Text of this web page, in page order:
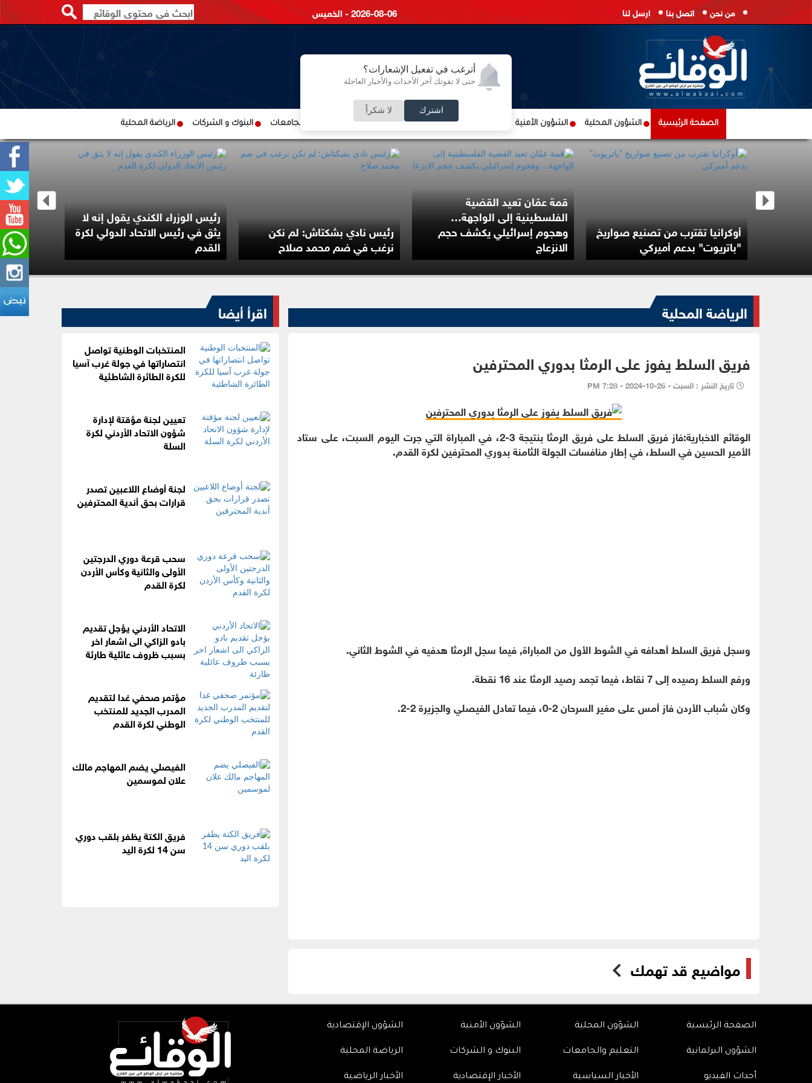
أترغب في تفعيل الإشعارات؟
حتى لا تفوتك آخر الأحداث والأخبار العاجلة
اشترك لا شكراً
من نحن اتصل بنا ارسل لنا 2026-08-06 - الخميس
الصفحة الرئيسية الشؤون المحلية الشؤون الأمنية الشؤون الإقتصادية الشؤون البرلمانية التعليم والجامعات البنوك و الشركات الرياضة المحلية
أوكرانيا تقترب من تصنيع صواريخ
"باتريوت" بدعم أميركي
قمة عمّان تعيد القضية
الفلسطينية إلى الواجهة…
وهجوم إسرائيلي يكشف حجم
الانزعاج
رئيس نادي بشكتاش: لم نكن
نرغب في ضم محمد صلاح
رئيس الوزراء الكندي يقول إنه لا
يثق في رئيس الاتحاد الدولي لكرة
القدم
مرشح من
الرياضة المحلية
فريق السلط يفوز على الرمثا بدوري المحترفين
تاريخ النشر : السبت - 26-10-2024 - 7:28 PM
الوقائع الاخبارية:فاز فريق السلط على فريق الرمثا بنتيجة 3-2، في المباراة التي جرت اليوم السبت، على ستاد
الأمير الحسين في السلط، في إطار منافسات الجولة الثامنة بدوري المحترفين لكرة القدم.
وسجل فريق السلط أهدافه في الشوط الأول من المباراة, فيما سجل الرمثا هدفيه في الشوط الثاني.
ورفع السلط رصيده إلى 7 نقاط، فيما تجمد رصيد الرمثا عند 16 نقطة.
وكان شباب الأردن فاز أمس على مغير السرحان 2-0، فيما تعادل الفيصلي والجزيرة 2-2.
مواضيع قد تهمك
اقرأ أيضا
المنتخبات الوطنية تواصل
انتصاراتها في جولة غرب آسيا
للكرة الطائرة الشاطئية
تعيين لجنة مؤقتة لإدارة
شؤون الاتحاد الأردني لكرة
السلة
لجنة أوضاع اللاعبين تصدر
قرارات بحق أندية المحترفين
سحب قرعة دوري الدرجتين
الأولى والثانية وكأس الأردن
لكرة القدم
الاتحاد الأردني يؤجل تقديم
بادو الزاكي الى اشعار اخر
بسبب ظروف عائلية طارئة
مؤتمر صحفي غدا لتقديم
المدرب الجديد للمنتخب
الوطني لكرة القدم
الفيصلي يضم المهاجم مالك
علان لموسمين
فريق الكتة يظفر بلقب دوري
سن 14 لكرة اليد
الصفحة الرئيسية الشؤون المحلية الشؤون الأمنية الشؤون الإقتصادية
الشؤون البرلمانية التعليم والجامعات البنوك و الشركات الرياضة المحلية
أحداث الفيديو الأخبار السياسية الأخبار الإقتصادية الأخبار الرياضية